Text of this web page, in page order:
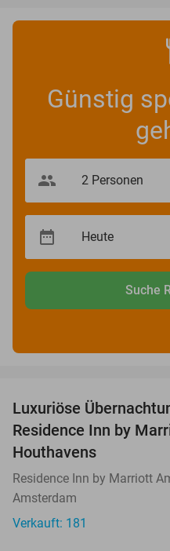
Günstig
Suche
Luxuriöse
Residence Inn by
Houthavens
Residence Inn by Marriott
Amsterdam
Verkauft: 181